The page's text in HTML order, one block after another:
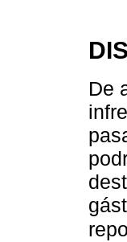
De